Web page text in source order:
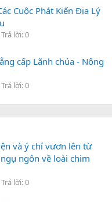
Cuộc Phát Kiến Địa Lý
Trả lời: 0
cấp Lãnh chúa - Nông
Trả lời: 0
và ý chí vươn lên từ
ngôn về loài chim
Trả lời: 0